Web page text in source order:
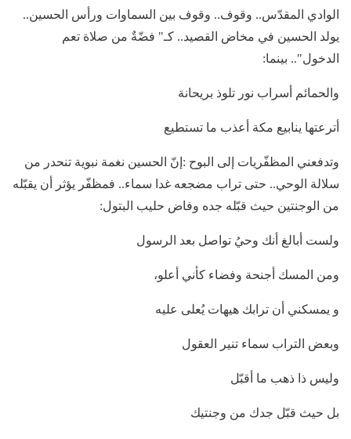
الوادي المقدّس.. وقوف.. وقوف بين السماوات ورأس الحسين..
يولد الحسين في مخاض القصيد.. كـ" فضّةٌ من صلاة تعم
الدخول".. بينما:
والحمائم أسراب نور تلوذ بريحانة
أترعتها ينابيع مكة أعذب ما تستطيع
وتدفعني المظفّريات إلى البوح :إنّ الحسين نغمة نبوية تنحدر من
سلالة الوحي.. حتى تراب مضجعه غدا سماء.. فمظفّر يؤثر أن يقبّله
من الوجنتين حيث قبّله جده وفاض حليب البتول:
ولست أبالغ أنك وحيُ تواصل بعد الرسول
ومن المسك أجنحة وفضاء كأني أعلو،
و يمسكني أن ترابك هيهات يُعلى عليه
وبعض التراب سماء تنير العقول
وليس ذا ذهب ما أقبّل
بل حيث قبّل جدك من وجنتيك